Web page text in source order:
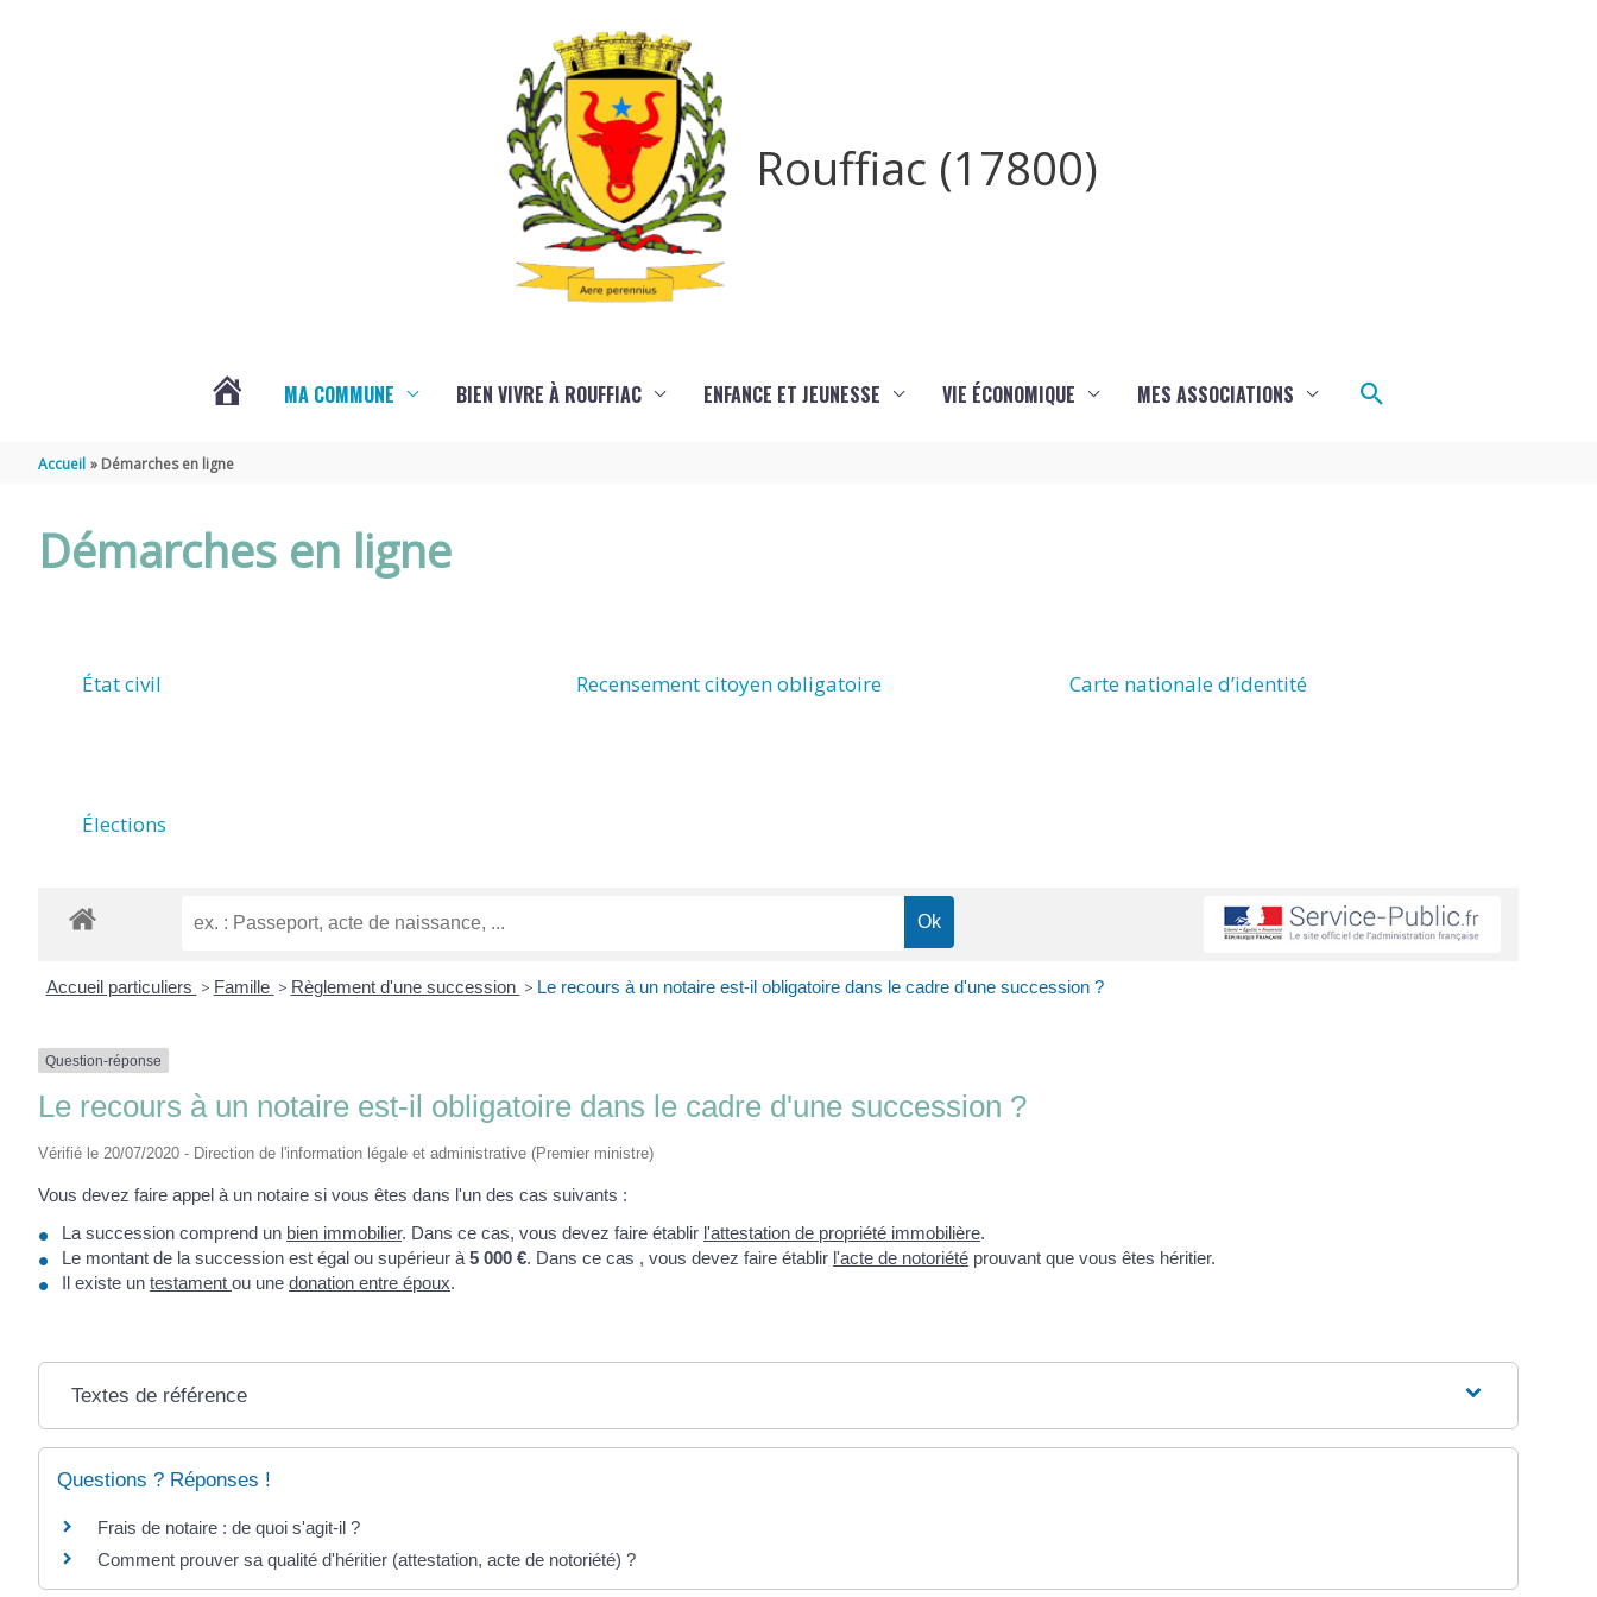
Rouffiac (17800)
MA COMMUNE BIEN VIVRE À ROUFFIAC ENFANCE ET JEUNESSE VIE ÉCONOMIQUE MES ASSOCIATIONS Rechercher
Accueil Démarches en ligne
Démarches en ligne
État civil Recensement citoyen obligatoire Carte nationale d’identité
Élections
Accueil particuliers > Famille > Règlement d'une succession > Le recours à un notaire est-il obligatoire dans le cadre d'une succession ?
Question-réponse
Le recours à un notaire est-il obligatoire dans le cadre d'une succession ?
Vérifié le 20/07/2020 - Direction de l'information légale et administrative (Premier ministre)
Vous devez faire appel à un notaire si vous êtes dans l'un des cas suivants :
La succession comprend un bien immobilier. Dans ce cas, vous devez faire établir l'attestation de propriété immobilière.
Le montant de la succession est égal ou supérieur à 5 000 €. Dans ce cas , vous devez faire établir l'acte de notoriété prouvant que vous êtes héritier.
Il existe un testament ou une donation entre époux.
Textes de référence
Questions ? Réponses !
Frais de notaire : de quoi s'agit-il ?
Comment prouver sa qualité d'héritier (attestation, acte de notoriété) ?